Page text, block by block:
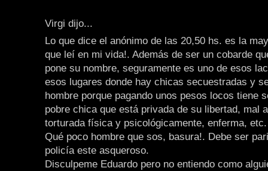
Virgi dijo...
Lo que dice el anónimo de las 20,50 hs. es la
que leí en mi vida!. Además de ser un cobarde
pone su nombre, seguramente es uno de esos
esos lugares donde hay chicas secuestradas y
hombre porque pagando unos pesos locos tiene
pobre chica que está privada de su libertad, mal
torturada física y psicológicamente, enferma, etc.
Qué poco hombre que sos, basura!. Debe ser
policía este asqueroso.
Disculpeme Eduardo pero no entiendo como